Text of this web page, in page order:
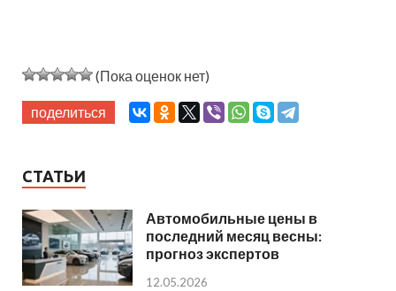
(Пока оценок нет)
поделиться
СТАТЬИ
Автомобильные цены в
последний месяц весны:
прогноз экспертов
12.05.2026